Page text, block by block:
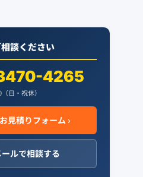
談ください
4265
日・祝休）
見積りフォーム ›
ールで相談する